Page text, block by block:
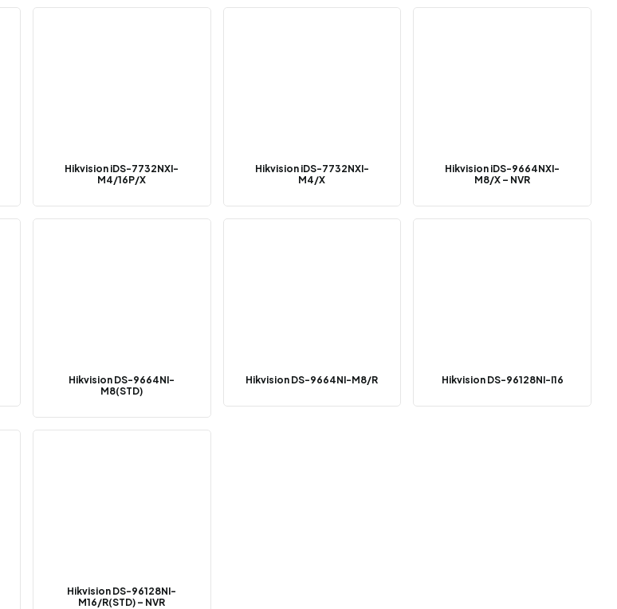
Hikvision iDS-7732NXI-
M4/16P/X
Hikvision iDS-7732NXI-
M4/X
Hikvision iDS-9664NXI-
M8/X – NVR
Hikvision DS-9664NI-
M8(STD)
Hikvision DS-9664NI-M8/R Hikvision DS-96128NI-I16
Hikvision DS-96128NI-
M16/R(STD) – NVR